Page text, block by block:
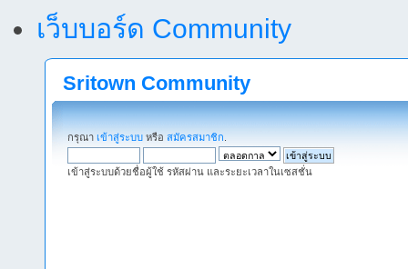
เว็บบอร์ด Community
Sritown Community
กรุณา เข้าสู่ระบบ หรือ สมัครสมาชิก
เข้าสู่ระบบด้วยชื่อผู้ใช้ รหัสผ่าน และระยะเวลาในเซสชั่น